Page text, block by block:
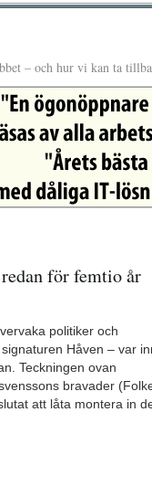
– och hur vi kan ta
för femtio år
politiker och
Håven – var
Teckningen ovan
bravader
att låta montera in